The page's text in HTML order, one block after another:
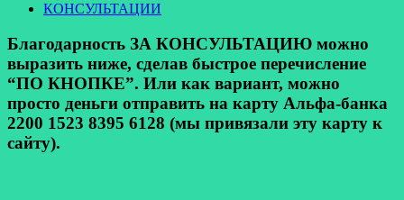
КОНСУЛЬТАЦИИ
Благодарность ЗА КОНСУЛЬТАЦИЮ можно
выразить ниже, сделав быстрое перечисление
“ПО КНОПКЕ”. Или как вариант, можно
просто деньги отправить на карту Альфа-банка
2200 1523 8395 6128 (мы привязали эту карту к
сайту).